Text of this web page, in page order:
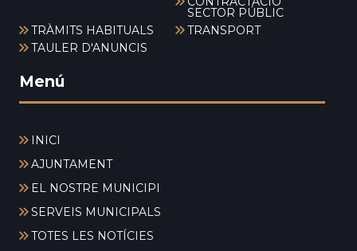
SECTOR PÚBLIC
TRÀMITS HABITUALS
TRANSPORT
TAULER D'ANUNCIS
Menú
INICI
AJUNTAMENT
EL NOSTRE MUNICIPI
SERVEIS MUNICIPALS
TOTES LES NOTÍCIES